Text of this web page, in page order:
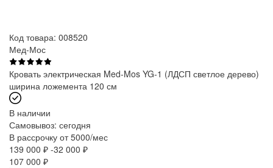
Код товара: 008520
Мед-Мос
Кровать электрическая Med-Mos YG-1 (ЛДСП светлое дерево)
ширина ложемента 120 см
В наличии
Самовывоз: сегодня
В рассрочку от 5000/мес
139 000 ₽ -32 000 ₽
107 000 ₽